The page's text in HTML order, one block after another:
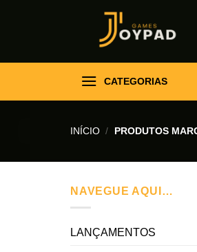
CATEGORIAS
INÍCIO / PRODUTOS
NAVEGUE AQUI…
LANÇAMENTOS